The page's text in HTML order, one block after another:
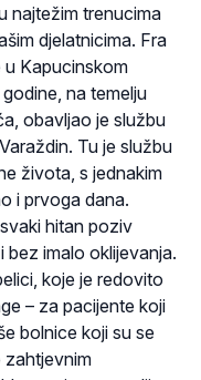
najtežim trenucima
djelatnicima. Fra
u Kapucinskom
na temelju
obavljao je službu
Tu je službu
života, s jednakim
i prvoga dana.
hitan poziv
imalo oklijevanja.
koje je redovito
– za pacijente koji
bolnice koji su se
zahtjevnim